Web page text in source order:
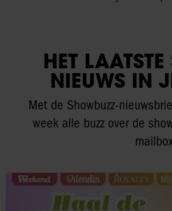
HET
NIEUWS IN
Met de Showbuzz-
week alle buzz over de